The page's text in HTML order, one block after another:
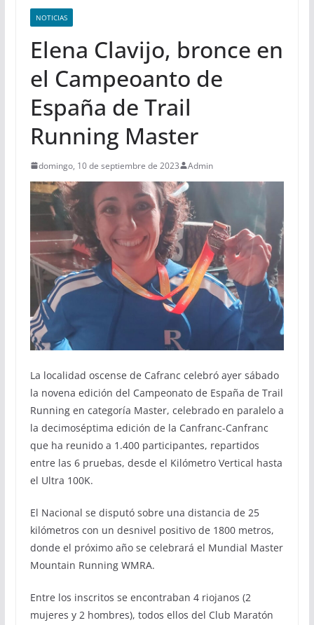
NOTICIAS
Elena Clavijo, bronce en
el Campeoanto de
España de Trail
Running Master
domingo, 10 de septiembre de 2023 Admin
La localidad oscense de Cafranc celebró ayer sábado
la novena edición del Campeonato de España de Trail
Running en categoría Master, celebrado en paralelo a
la decimoséptima edición de la Canfranc-Canfranc
que ha reunido a 1.400 participantes, repartidos
entre las 6 pruebas, desde el Kilómetro Vertical hasta
el Ultra 100K.
El Nacional se disputó sobre una distancia de 25
kilómetros con un desnivel positivo de 1800 metros,
donde el próximo año se celebrará el Mundial Master
Mountain Running WMRA.
Entre los inscritos se encontraban 4 riojanos (2
mujeres y 2 hombres), todos ellos del Club Maratón